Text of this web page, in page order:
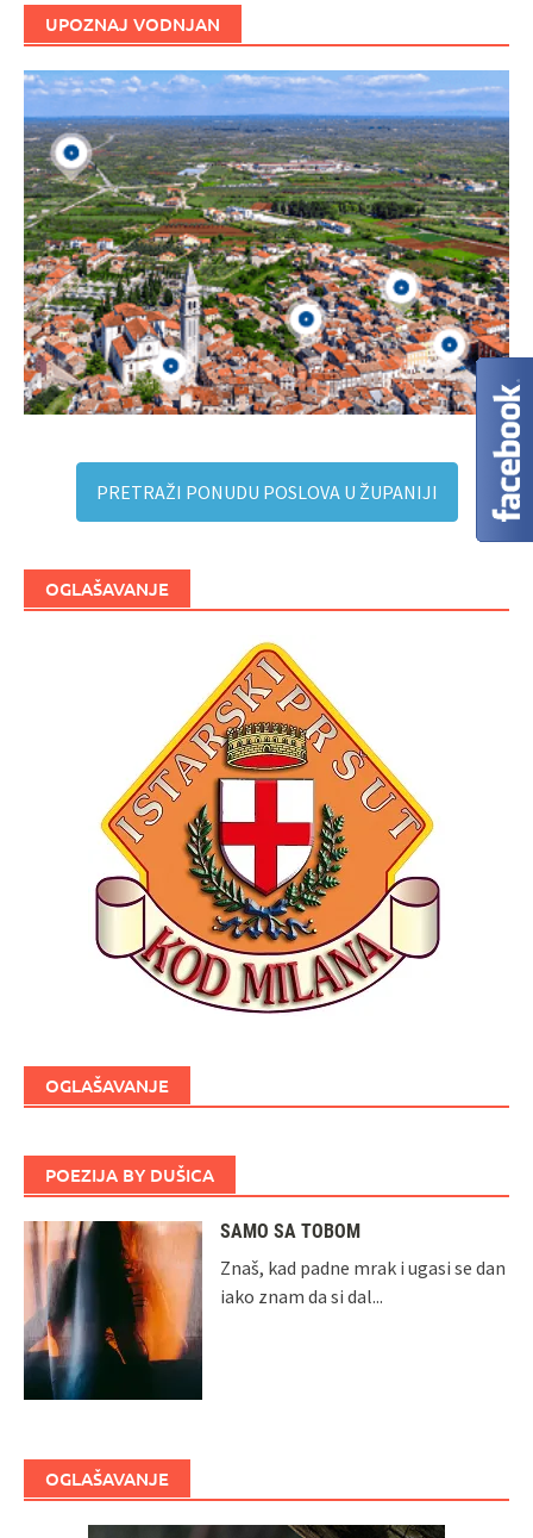
UPOZNAJ VODNJAN
PRETRAŽI PONUDU POSLOVA U ŽUPANIJI
OGLAŠAVANJE
OGLAŠAVANJE
POEZIJA BY DUŠICA
SAMO SA TOBOM
Znaš, kad padne mrak i ugasi se dan
iako znam da si dal...
OGLAŠAVANJE